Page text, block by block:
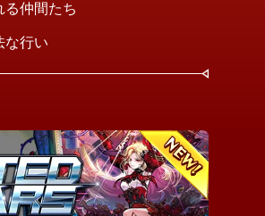
る仲間たち
な行い